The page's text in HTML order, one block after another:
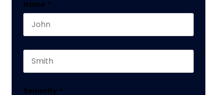
Facebook
Name *
Seniority *